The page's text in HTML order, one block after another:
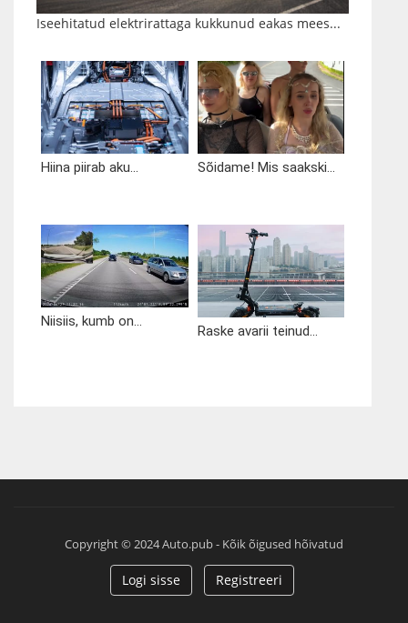
Iseehitatud elektrirattaga kukkunud eakas mees...
Hiina piirab aku... Sõidame! Mis saakski...
Niisiis, kumb on...
Raske avarii teinud...
Copyright © 2024 Auto.pub - Kõik õigused hõivatud
Logi sisse Registreeri